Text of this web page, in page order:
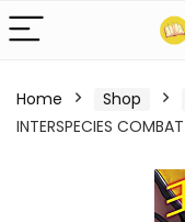
Home Shop
INTERSPECIES